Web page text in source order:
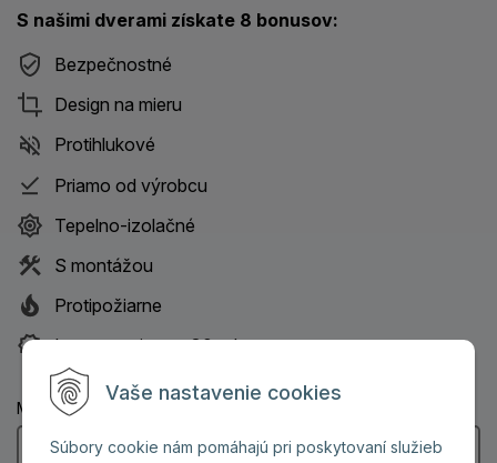
Vaše nastavenie cookies
Súbory cookie nám pomáhajú pri poskytovaní služieb
S našimi dverami získate 8 bonusov:
Bezpečnostné
Design na mieru
Protihlukové
Priamo od výrobcu
Tepelno-izolačné
S montážou
Protipožiarne
Istota servisu na 30 rokov
Meno a priezvisko: (Povinný údaj)